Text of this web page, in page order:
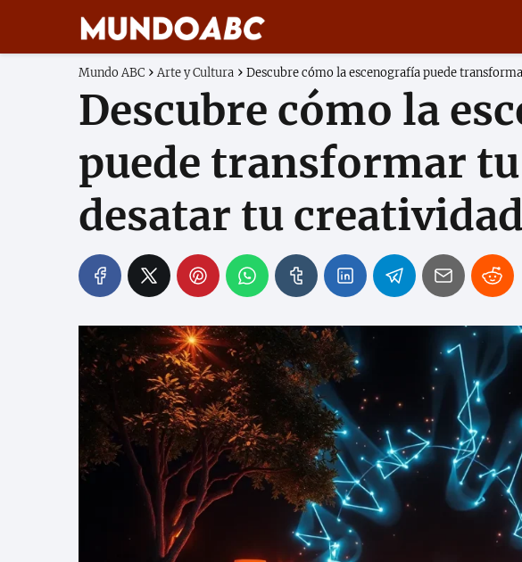
Mundo ABC Arte y Cultura Descubre cómo la escenografía puede
Descubre cómo la
puede transformar
desatar tu